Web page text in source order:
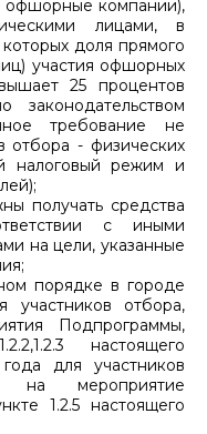
офшорные компании),
лицами, в
доля прямого
участия офшорных
25 процентов
требование не
отбора - физических
налоговый режим и
получать средства
с иными
на цели, указанные
порядке в городе
отбора,
Подпрограммы,
настоящего
для участников
на мероприятие
1.2.5 настоящего